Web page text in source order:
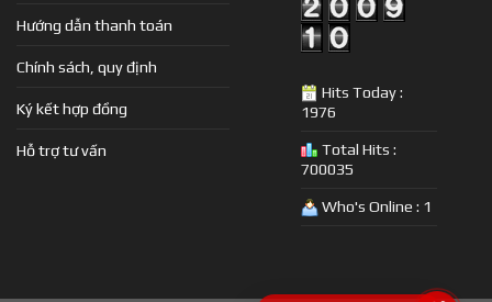
Hướng dẫn thanh toán
Chính sách, quy định
Ký kết hợp đồng
Hỗ trợ tư vấn
Hits Today :
1976
Total Hits :
700035
Who's Online : 1